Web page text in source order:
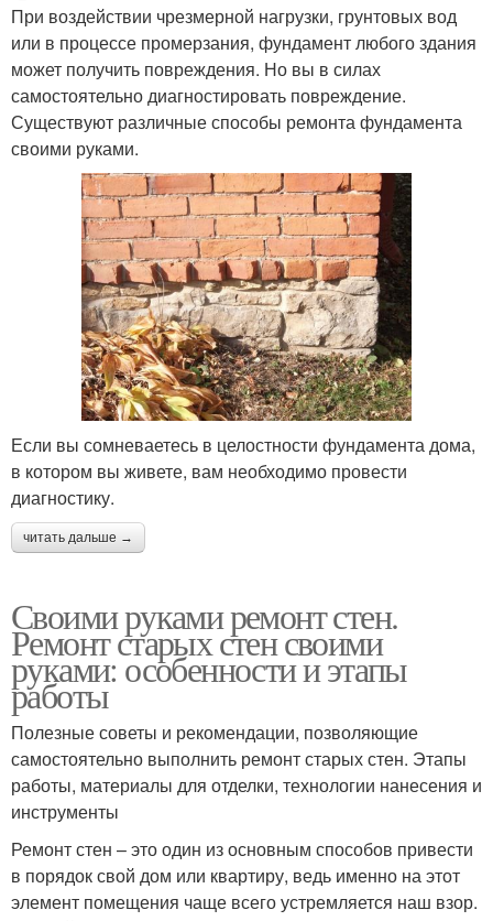
При воздействии чрезмерной нагрузки, грунтовых вод
или в процессе промерзания, фундамент любого здания
может получить повреждения. Но вы в силах
самостоятельно диагностировать повреждение.
Существуют различные способы ремонта фундамента
своими руками.
Если вы сомневаетесь в целостности фундамента дома,
в котором вы живете, вам необходимо провести
диагностику.
читать дальше →
Своими руками ремонт стен.
Ремонт старых стен своими
руками: особенности и этапы
работы
Полезные советы и рекомендации, позволяющие
самостоятельно выполнить ремонт старых стен. Этапы
работы, материалы для отделки, технологии нанесения и
инструменты
Ремонт стен – это один из основным способов привести
в порядок свой дом или квартиру, ведь именно на этот
элемент помещения чаще всего устремляется наш взор.